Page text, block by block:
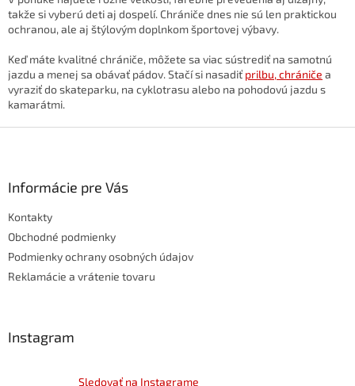
takže si vyberú deti aj dospelí. Chrániče dnes nie sú len praktickou
ochranou, ale aj štýlovým doplnkom športovej výbavy.
Keď máte kvalitné chrániče, môžete sa viac sústrediť na samotnú
jazdu a menej sa obávať pádov. Stačí si nasadiť prilbu, chrániče a
vyraziť do skateparku, na cyklotrasu alebo na pohodovú jazdu s
kamarátmi.
Informácie pre Vás
Kontakty
Obchodné podmienky
Podmienky ochrany osobných údajov
Reklamácie a vrátenie tovaru
Instagram
Sledovať na Instagrame